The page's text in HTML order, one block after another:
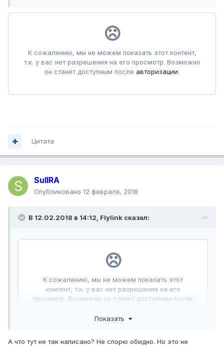
Цитата
SuIIRA
Опубликовано 12 февраля, 2018
В 12.02.2018 в 14:12, Flylink сказал:
Показать
А что тут не так написано? Не спорю обидно. Но это не